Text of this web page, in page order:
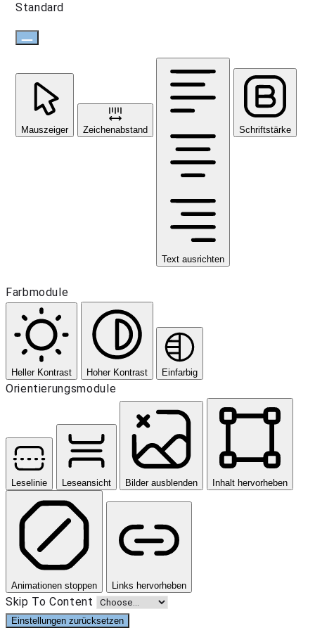
Standard
Mauszeiger Zeichenabstand
Text ausrichten
Schriftstärke
Farbmodule
Heller Kontrast Hoher Kontrast Einfarbig
Orientierungsmodule
Leselinie Leseansicht Bilder ausblenden Inhalt hervorheben
Animationen stoppen Links hervorheben
Skip To Content
Einstellungen zurücksetzen